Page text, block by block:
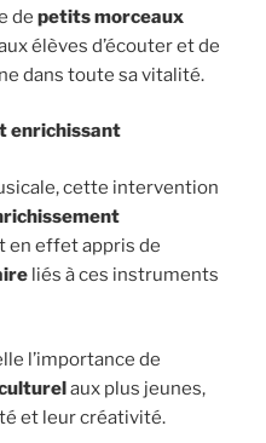
de petits morceaux
élèves d’écouter et de
dans toute sa vitalité.
enrichissant
cette intervention
en effet appris de
liés à ces instruments
l’importance de
aux plus jeunes,
et leur créativité.